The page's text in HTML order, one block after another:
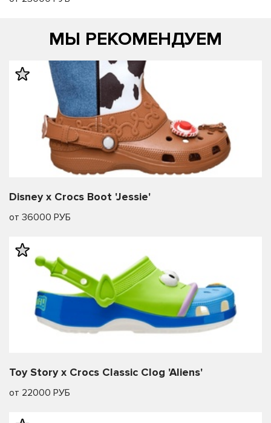
МЫ РЕКОМЕНДУЕМ
Disney x Crocs Boot 'Jessie'
от 36000 РУБ
Toy Story x Crocs Classic Clog 'Aliens'
от 22000 РУБ